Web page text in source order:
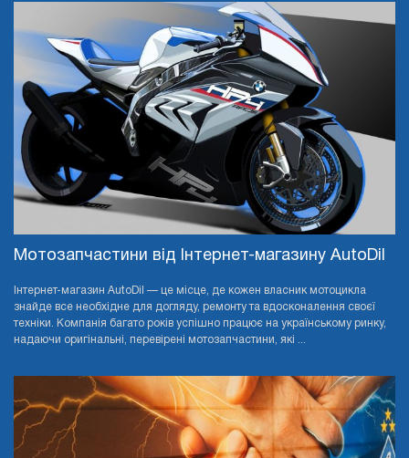
Мотозапчастини від Інтернет-магазину AutoDil
Інтернет-магазин AutoDil — це місце, де кожен власник мотоцикла
знайде все необхідне для догляду, ремонту та вдосконалення своєї
техніки. Компанія багато років успішно працює на українському ринку,
надаючи оригінальні, перевірені мотозапчастини, які ...